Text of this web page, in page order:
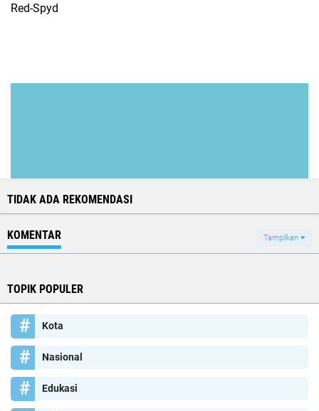
Red-Spyd
TIDAK ADA REKOMENDASI
KOMENTAR Tampilkan
TOPIK POPULER
Kota
Nasional
Edukasi